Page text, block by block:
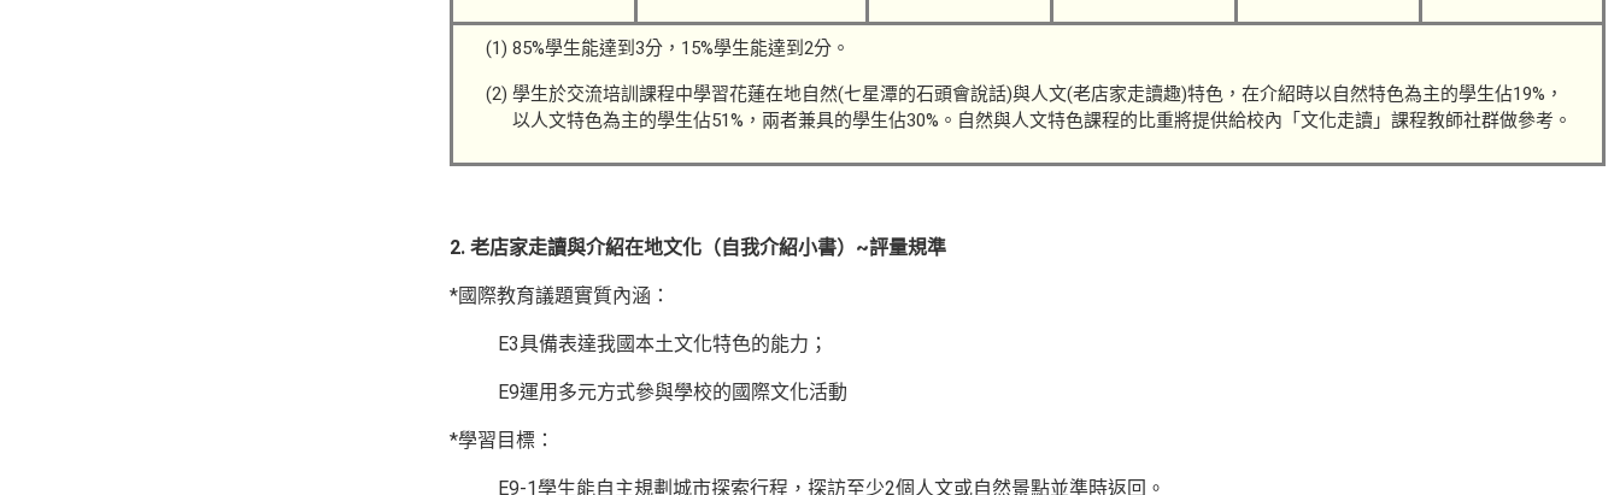
(1) 85%學生能達到3分，15%學生能達到2分。
(2) 學生於交流培訓課程中學習花蓮在地自然(七星潭的石頭會說話)與人文(老店家走讀趣)特色，在介紹時以自然特色為主的學生佔19%，
以人文特色為主的學生佔51%，兩者兼具的學生佔30%。自然與人文特色課程的比重將提供給校內「文化走讀」課程教師社群做參考。
2. 老店家走讀與介紹在地文化（自我介紹小書）~評量規準
*國際教育議題實質內涵：
E3具備表達我國本土文化特色的能力；
E9運用多元方式參與學校的國際文化活動
*學習目標：
E9-1學生能自主規劃城市探索行程，探訪至少2個人文或自然景點並準時返回。